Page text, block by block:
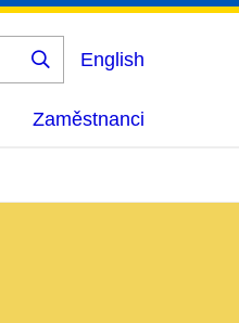
Vyhledat
English
Zaměstnanci